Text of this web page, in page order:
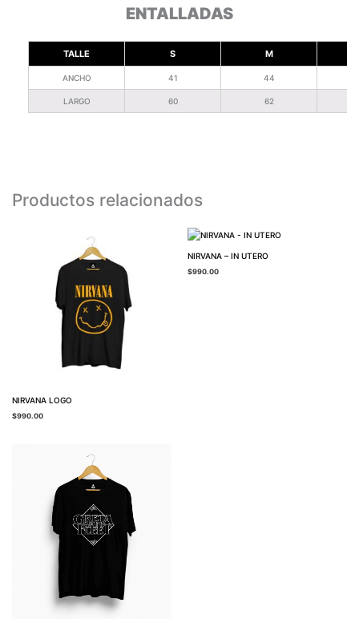
ENTALLADAS
TALLE S M
ANCHO 41 44
LARGO 60 62
Productos relacionados
NIRVANA LOGO
$990.00
NIRVANA – IN UTERO
$990.00